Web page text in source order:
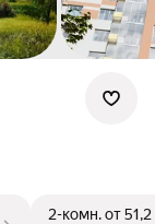
2-комн.от